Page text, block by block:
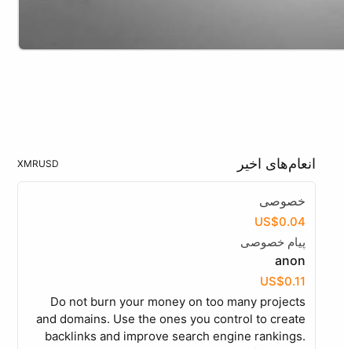
انعام‌های اخیر USD
XMR
خصوصی
US$0.04
پیام خصوصی
anon
US$0.11
Do not burn your money on too many projects
and domains. Use the ones you control to create
backlinks and improve search engine rankings.